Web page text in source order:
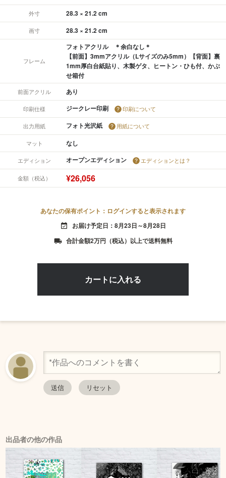
外寸 28.3 × 21.2 cm
画寸 28.3 × 21.2 cm
フレーム
フォトアクリル ＊余白なし＊
【前面】3mmアクリル（Lサイズのみ5mm）【背面】裏
1mm厚白台紙貼り、木製ゲタ、ヒートン・ひも付、かぶ
せ箱付
前面アクリル あり
印刷仕様 ジークレー印刷 印刷について
出力用紙 フォト光沢紙 用紙について
マット なし
エディション オープンエディション エディションとは？
金額（税込） ¥26,056
あなたの保有ポイント：ログインすると表示されます
event_available お届け予定日：8月23日～8月28日
local_shipping 合計金額2万円（税込）以上で送料無料
出品者の他の作品